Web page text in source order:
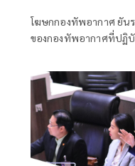
โฆษกกองทัพอากาศ ยัน
ของกองทัพอากาศที่ปฏิ